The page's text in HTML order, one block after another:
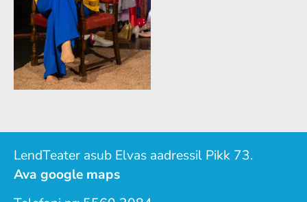
LendTeater asub Elvas aadressil Pikk 73.
Ava google maps